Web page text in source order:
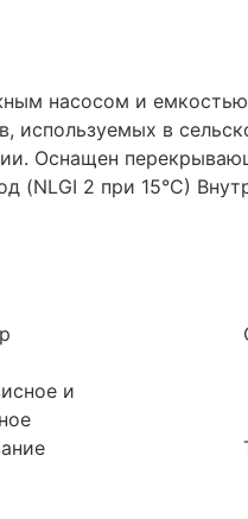
насосом и емкостью
в
Оснащен
(NLGI 2 при 15°C)
и